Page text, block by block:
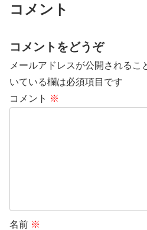
コメント
コメントをどうぞ
メールアドレスが公開されるこ
いている欄は必須項目です
コメント ※
名前 ※